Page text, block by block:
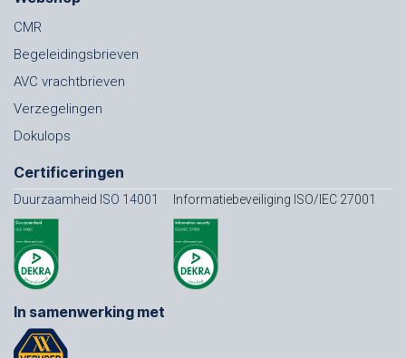
CMR
Begeleidingsbrieven
AVC vrachtbrieven
Verzegelingen
Dokulops
Certificeringen
Duurzaamheid ISO 14001 Informatiebeveiliging ISO/IEC 27001
In samenwerking met